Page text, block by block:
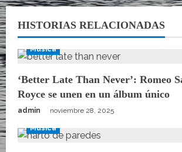
HISTORIAS RELACIONADAS
Música
‘Better Late Than Never’: Romeo
Royce se unen en un álbum único
admin noviembre 28, 2025
Música